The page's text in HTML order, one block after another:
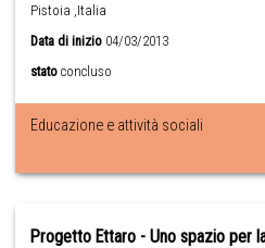
Pistoia ,Italia
Data di inizio 04/03/2013
stato concluso
Educazione e attività sociali
Progetto Ettaro - Uno spazio per